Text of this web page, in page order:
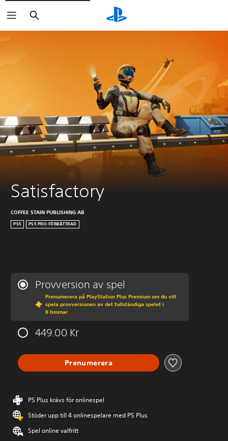
Sök
Satisfactory
COFFEE STAIN PUBLISHING AB
PS5 PS5 PRO-FÖRBÄTTRAD
Provversion av spel
Prenumerera på PlayStation Plus Premium om du vill
spela provversionen av det fullständiga spelet i
8 timmar
449.00 Kr
Prenumerera
PS Plus krävs för onlinespel
Stöder upp till 4 onlinespelare med PS Plus
Spel online valfritt